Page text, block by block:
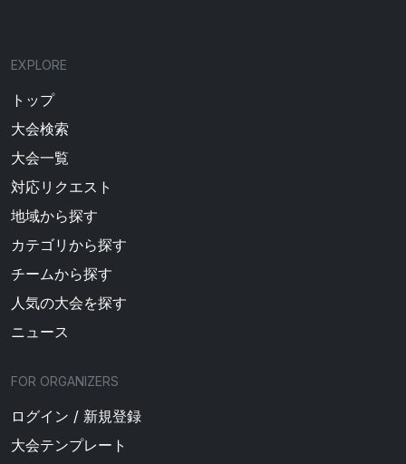
EXPLORE
トップ
大会検索
大会一覧
対応リクエスト
地域から探す
カテゴリから探す
チームから探す
人気の大会を探す
ニュース
FOR ORGANIZERS
ログイン / 新規登録
大会テンプレート